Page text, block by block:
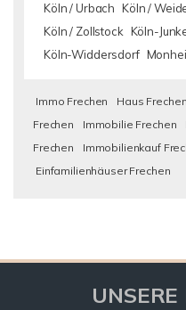
Köln / Urbach Köln /
Köln / Zollstock Köln-
Köln-Widdersdorf
Immo Frechen Haus Frechen
Frechen
Immobilie Frechen
Frechen
Immobilienkauf
Einfamilienhäuser Frechen